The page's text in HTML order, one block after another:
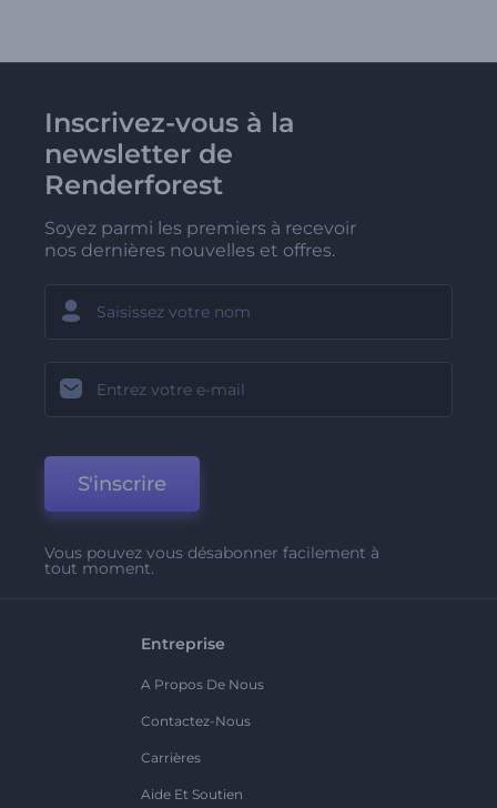
Inscrivez-vous à la
newsletter de
Renderforest
Soyez parmi les premiers à recevoir
nos dernières nouvelles et offres.
S'inscrire
Vous pouvez vous désabonner facilement à
tout moment.
Entreprise
A Propos De Nous
Contactez-Nous
Carrières
Aide Et Soutien